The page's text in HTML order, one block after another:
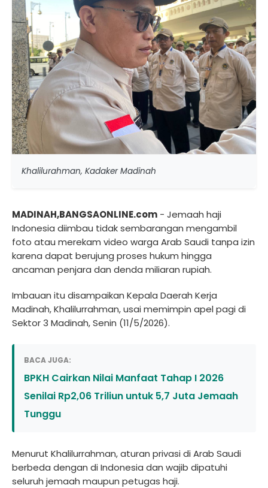
Khalilurahman, Kadaker Madinah
MADINAH,BANGSAONLINE.com - Jemaah haji
Indonesia diimbau tidak sembarangan mengambil
foto atau merekam video warga Arab Saudi tanpa izin
karena dapat berujung proses hukum hingga
ancaman penjara dan denda miliaran rupiah.
Imbauan itu disampaikan Kepala Daerah Kerja
Madinah, Khalilurrahman, usai memimpin apel pagi di
Sektor 3 Madinah, Senin (11/5/2026).
BACA JUGA:
BPKH Cairkan Nilai Manfaat Tahap I 2026
Senilai Rp2,06 Triliun untuk 5,7 Juta Jemaah
Tunggu
Menurut Khalilurrahman, aturan privasi di Arab Saudi
berbeda dengan di Indonesia dan wajib dipatuhi
seluruh jemaah maupun petugas haji.